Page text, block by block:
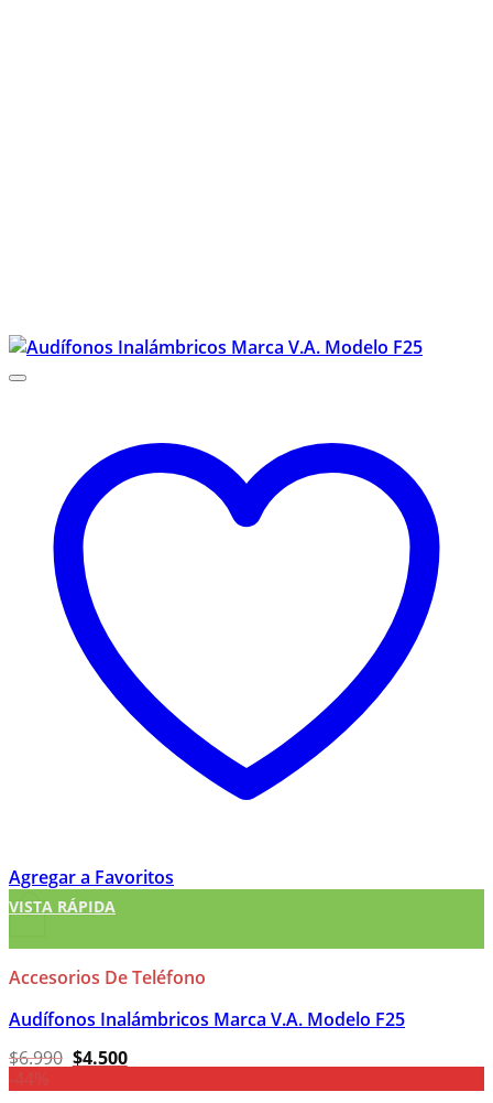
Agregar a Favoritos
+
VISTA RÁPIDA
Accesorios De Teléfono
Audífonos Inalámbricos Marca V.A. Modelo F25
$6.990 El
precio
original
$4.500El
precio
actual